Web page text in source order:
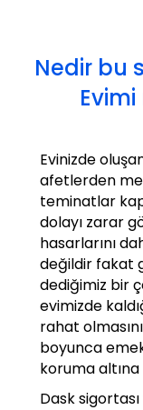
Nedir bu
Evinizde
afetlerden
teminatlar
dolayı zarar
hasarlarını
değildir fakat
dediğimiz bir
evimizde
rahat
boyunca
koruma altına
Dask